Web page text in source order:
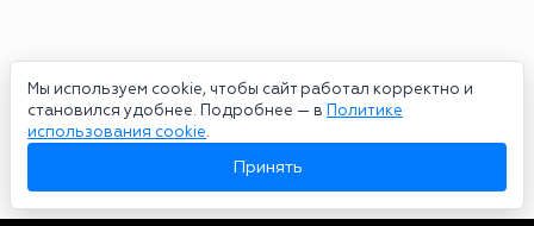
Мы используем cookie, чтобы сайт работал корректно и
становился удобнее. Подробнее — в Политике
использования cookie.
Принять